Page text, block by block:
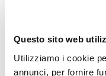
Questo sito web
Utilizziamo i cookie
annunci, per fornire